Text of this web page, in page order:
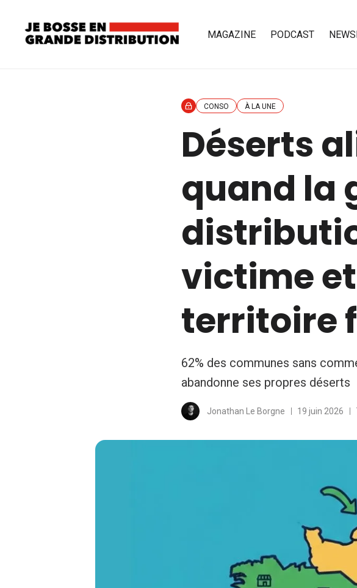
MAGAZINE PODCAST
CONSO À LA UNE
Déserts
quand la
victime
territoire
62% des communes sans
abandonne ses propres déserts
Jonathan Le Borgne 19 juin 2026